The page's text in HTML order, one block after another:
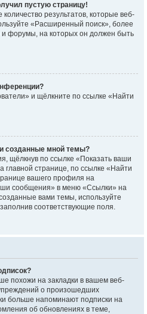
пустую страницу!
результатов, которые веб-
«Расширенный поиск», более
и форумы, на которых он должен быть
и щёлкните по ссылке «Найти
созданные мной темы?
щёлкнув по ссылке «Показать ваши
странице, по ссылке «Найти
вашего профиля на
сообщения» в меню «Ссылки» на
вами темы, используйте
соответствующие поля.
похожи на закладки в вашем веб-
о произошедших
больше напоминают подписки на
об обновлениях в теме,